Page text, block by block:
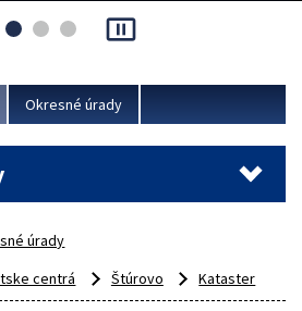
a Ministerstva vnútra SR.
pause_presentation
Okresné úrady
úrady
centrá
Štúrovo Kataster